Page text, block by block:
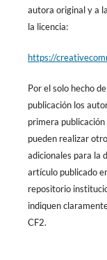
autora original y a
la licencia:
https://
Por el solo hecho
publicación los
primera
pueden realizar
adicionales para la
artículo publicado
repositorio
indiquen
CF2.